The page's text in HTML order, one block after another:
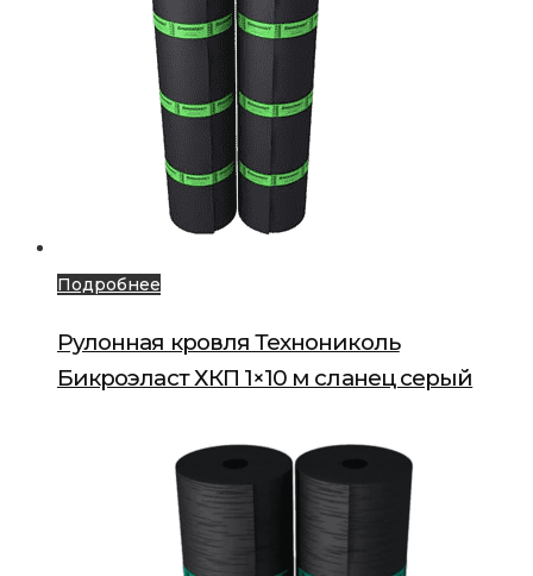
Подробнее
Рулонная кровля Технониколь
Бикроэласт ХКП 1×10 м сланец серый